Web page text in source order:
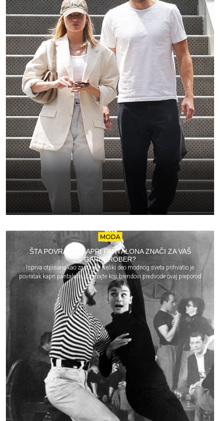
MODA
ŠTA POVRATAK KAPRI PANTALONA ZNAČI ZA VAŠ
GARDEROBER?
Isprva otpisane kao zastarele, veliki deo modnog sveta prihvatio je
povratak kapri pantalona. Saznajte koji brendovi predvode ovaj preporod